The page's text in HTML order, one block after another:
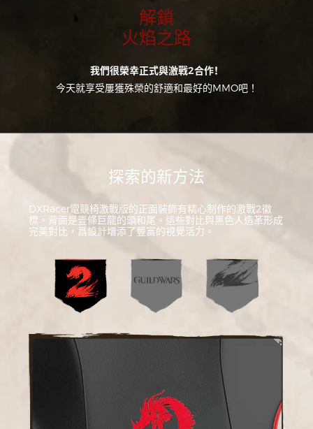
解鎖
火焰之路
我們很榮幸正式與激戰2合作！
今天就享受屢獲殊榮的舒適和最好的MMO吧！
探索的新方法
DXRacer電競椅激戰版的正面裝飾有精心制作的激戰2徽
標。背面是壹條巨龍的頭和尾。這些對比與黑色人造革形成
完美對比，爲設計增添了豐富的視覺活力。